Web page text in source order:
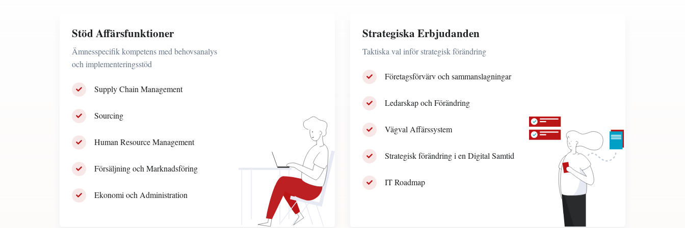
Stöd Affärsfunktioner
Ämnesspecifik kompetens med behovsanalys
och implementeringsstöd
Supply Chain Management
Sourcing
Human Resource Management
Försäljning och Marknadsföring
Ekonomi och Administration
Strategiska Erbjudanden
Taktiska val inför strategisk förändring
Företagsförvärv och sammanslagningar
Ledarskap och Förändring
Vägval Affärssystem
Strategisk förändring i en Digital Samtid
IT Roadmap